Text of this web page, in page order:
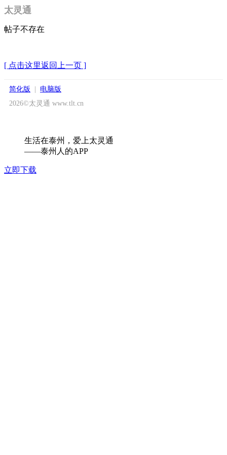
太灵通
帖子不存在
[ 点击这里返回上一页 ]
简化版
电脑版
2026©太灵通 www.tlt.cn
生活在泰州，爱上太灵通
——泰州人的APP
立即下载